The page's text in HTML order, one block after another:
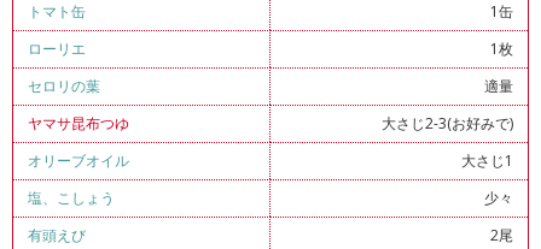
トマト缶
1缶
ローリエ
1枚
セロリの葉
適量
ヤマサ昆布つゆ
大さじ2-3(お好みで)
オリーブオイル
大さじ1
塩、 こしょう
少々
有頭えび
2尾